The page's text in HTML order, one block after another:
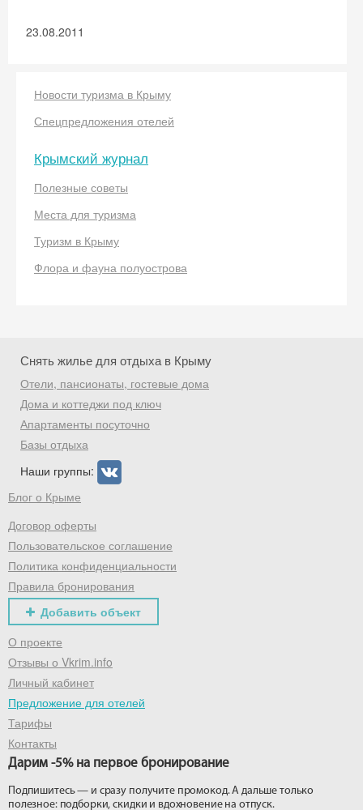
23.08.2011
Новости туризма в Крыму
Спецпредложения отелей
Крымский журнал
Полезные советы
Места для туризма
Туризм в Крыму
Флора и фауна полуострова
Снять жилье для отдыха в Крыму
Отели, пансионаты, гостевые дома
Дома и коттеджи под ключ
Апартаменты посуточно
Базы отдыха
Наши группы:
Блог о Крыме
Договор оферты
Пользовательское соглашение
Политика конфиденциальности
Правила бронирования
Добавить объект
О проекте
Отзывы о Vkrim.info
Личный кабинет
Предложение для отелей
Тарифы
Контакты
Дарим -5% на первое бронирование
Подпишитесь — и сразу получите промокод. А дальше только
полезное: подборки, скидки и вдохновение на отпуск.
Скидка −5%
Хочешь дешевле? Оставь почту и получи
промокод на первое бронирование!